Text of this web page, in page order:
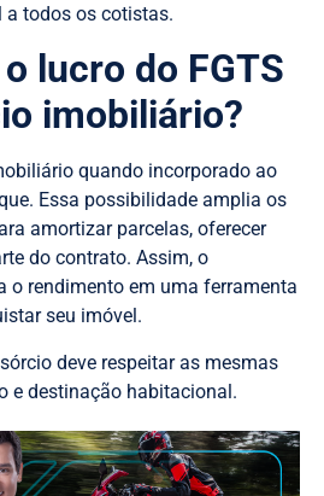
todos os cotistas.
lucro do FGTS
imobiliário?
quando incorporado ao
Essa possibilidade amplia os
amortizar parcelas, oferecer
do contrato. Assim, o
o rendimento em uma ferramenta
seu imóvel.
deve respeitar as mesmas
e destinação habitacional.